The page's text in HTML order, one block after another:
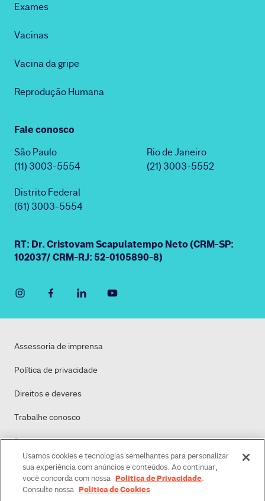
Exames
Vacinas
Vacina da gripe
Reprodução Humana
Fale conosco
São Paulo
(11) 3003-5554
Rio de Janeiro
(21) 3003-5552
Distrito Federal
(61) 3003-5554
RT: Dr. Cristovam Scapulatempo Neto (CRM-SP:
102037/ CRM-RJ: 52-0105890-8)
Assessoria de imprensa
Política de privacidade
Direitos e deveres
Trabalhe conosco
Dasa
Política de Cookies
Usamos cookies e tecnologias semelhantes para personalizar
sua experiência com anúncios e conteúdos. Ao continuar,
você concorda com nossa Política de Privacidade.
Consulte nossa Política de Cookies